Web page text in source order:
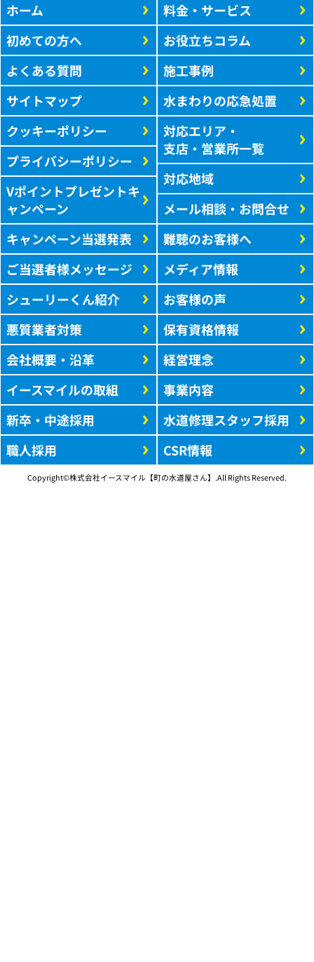
ホーム
初めての方へ
よくある質問
サイトマップ
クッキーポリシー
プライバシーポリシー
Vポイントプレゼントキ
ャンペーン
キャンペーン当選発表
ご当選者様メッセージ
シューリーくん紹介
悪質業者対策
会社概要・沿革
イースマイルの取組
新卒・中途採用
職人採用
料金・サービス
お役立ちコラム
施工事例
水まわりの応急処置
対応エリア・
支店・営業所一覧
対応地域
メール相談・お問合せ
難聴のお客様へ
メディア情報
お客様の声
保有資格情報
経営理念
事業内容
水道修理スタッフ採用
CSR情報
Copyright©株式会社イースマイル【町の水道屋さん】.All Rights Reserved.